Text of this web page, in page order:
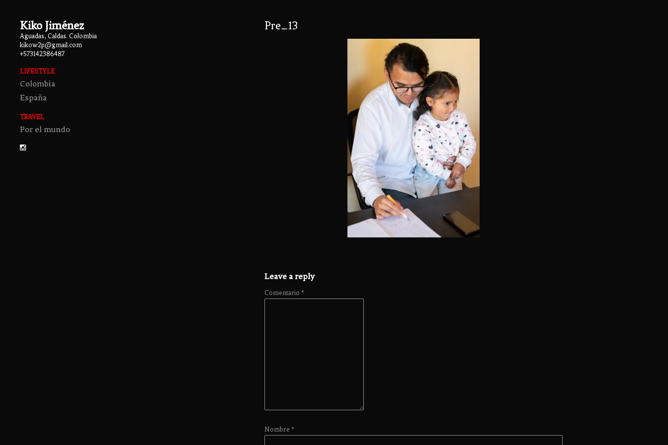
Kiko Jiménez
Aguadas, Caldas. Colombia
kikow2p@gmail.com
+573142386487
LIFESTYLE
Colombia
España
TRAVEL
Por el mundo
Pre_13
Leave a reply
Comentario *
Nombre *